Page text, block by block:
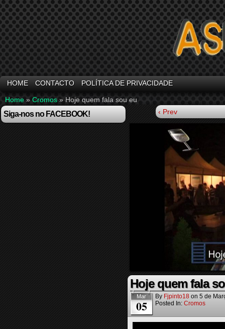
HOME CONTACTO POLÍTICA DE PRIVACIDADE
Home » Cromos » Hoje quem fala sou eu
Siga-nos no FACEBOOK! ‹ Prev
Hoje quem fala
Mar
05
By Fjpinto18 on 5 de
Posted In: Cromos